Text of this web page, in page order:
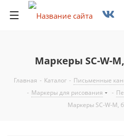
Маркеры SC-W-
Главная - Каталог - Письменные
- Маркеры для рисования -
Маркеры SC-W-M,